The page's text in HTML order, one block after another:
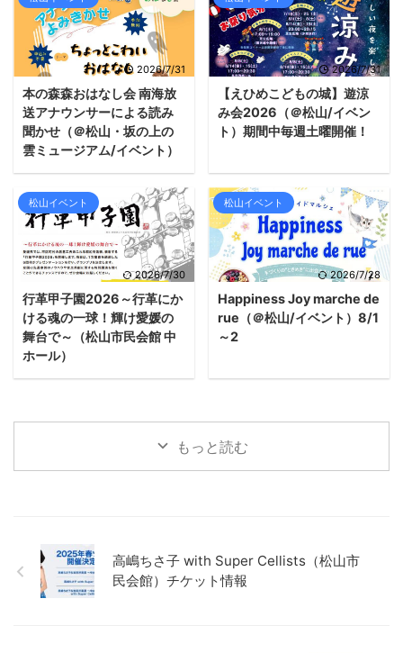
2026/7/31
本の森森おはなし会 南海放
送アナウンサーによる読み
聞かせ（＠松山・坂の上の
雲ミュージアム/イベント）
2026/7/31
【えひめこどもの城】遊涼
み会2026（＠松山/イベン
ト）期間中毎週土曜開催！
松山イベント
2026/7/30
行革甲子園2026～行革にか
ける魂の一球！輝け愛媛の
舞台で～（松山市民会館 中
ホール）
松山イベント
2026/7/28
Happiness Joy marche de
rue（＠松山/イベント）8/1
～2
もっと読む
高嶋ちさ子 with Super Cellists（松山市
民会館）チケット情報